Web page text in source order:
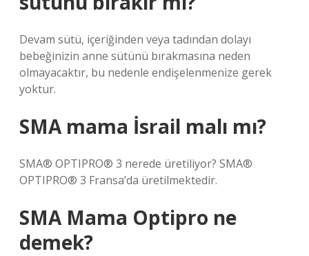
Devam sütü, içeriğinden veya tadından dolayı
bebeğinizin anne sütünü bırakmasına neden
olmayacaktır, bu nedenle endişelenmenize gerek
yoktur.
SMA mama İsrail malı mı?
SMA® OPTIPRO® 3 nerede üretiliyor? SMA®
OPTIPRO® 3 Fransa’da üretilmektedir.
SMA Mama Optipro ne
demek?